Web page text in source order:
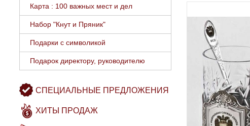
Карта : 100 важных мест и дел
Набор "Кнут и Пряник"
Подарки с символикой
Подарок директору, руководителю
СПЕЦИАЛЬНЫЕ ПРЕДЛОЖЕНИЯ
ХИТЫ ПРОДАЖ